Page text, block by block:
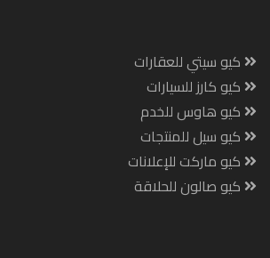
كيو سيتي للعقارات
كيو كارز للسيارات
كيو هاوس للخدم
كيو سيل للمنتجات
كيو ماركت للإعلانات
كيو صالون للحلاقة